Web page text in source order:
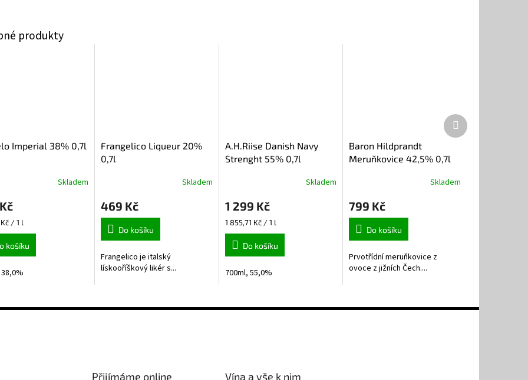
Imperial 38% 0,7l
Skladem
/ 1 l
košíku
Frangelico Liqueur 20%
0,7l
Skladem
469 Kč
Do košíku
Frangelico je italský
lískooříškový likér s...
A.H.Riise Danish Navy
Strenght 55% 0,7l
produktu
je
5,0
Skladem
1 299 Kč
Měrná
cena:
1 855,71 Kč / 1 l
Do košíku
700ml, 55,0%
Baron Hildprandt
Meruňkovice 42,5% 0,7l
Skladem
799 Kč
Do košíku
Prvotřídní meruňkovice z
ovoce z jižních Čech....
Další
produkt
Přijímáme online Vína a vše k nim